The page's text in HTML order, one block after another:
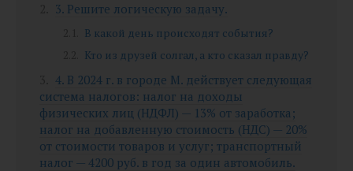
3. Решите логическую задачу.
В какой день происходят события?
Кто из друзей солгал, а кто сказал правду?
4. В 2024 г. в городе М. действует следующая
система налогов: налог на доходы
физических лиц (НДФЛ) — 13% от заработка;
налог на добавленную стоимость (НДС) — 20%
от стоимости товаров и услуг; транспортный
налог — 4200 руб. в год за один автомобиль.